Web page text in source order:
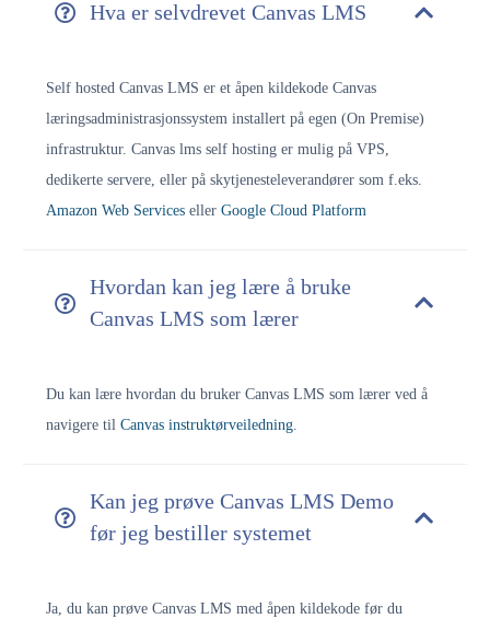
Hva er selvdrevet Canvas LMS
Self hosted Canvas LMS er et åpen kildekode Canvas
læringsadministrasjonssystem installert på egen (On Premise)
infrastruktur. Canvas lms self hosting er mulig på VPS,
dedikerte servere, eller på skytjenesteleverandører som f.eks.
Amazon Web Services eller Google Cloud Platform
Hvordan kan jeg lære å bruke
Canvas LMS som lærer
Du kan lære hvordan du bruker Canvas LMS som lærer ved å
navigere til Canvas instruktørveiledning
Kan jeg prøve Canvas LMS Demo
før jeg bestiller systemet
Ja, du kan prøve Canvas LMS med åpen kildekode før du